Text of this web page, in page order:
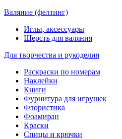
Валяние (фелтинг)
Иглы, аксессуары
Шерсть для валяния
Для творчества и рукоделия
Раскраски по номерам
Наклейки
Книги
Фурнитура для игрушек
Флористика
Фоамиран
Краски
Спицы и крючки